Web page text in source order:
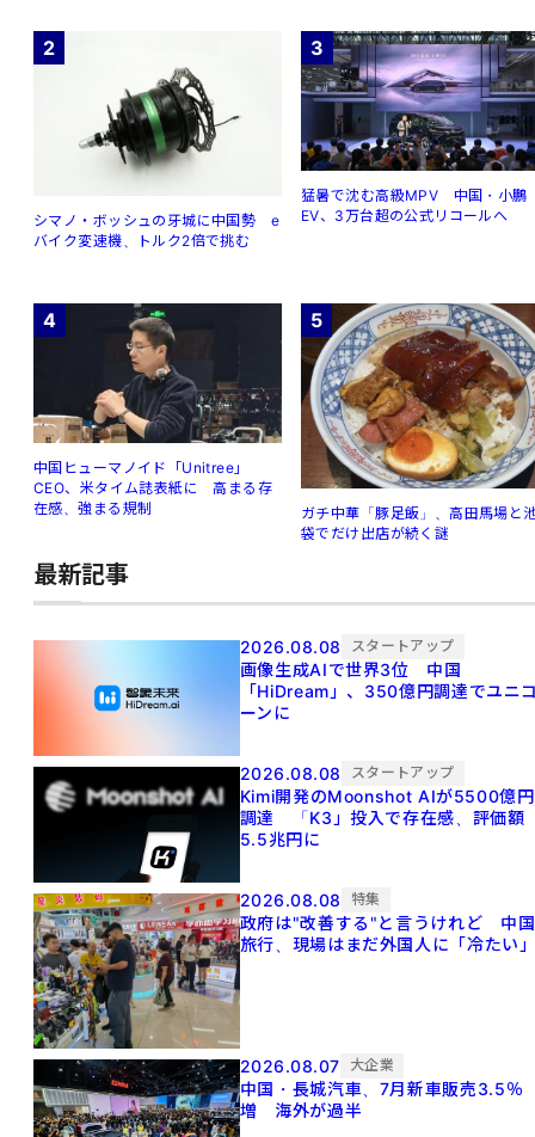
2
シマノ・ボッシュの牙城に中国勢 e
バイク変速機、トルク2倍で挑む
3
猛暑で沈む高級MPV 中国・小鵬
EV、3万台超の公式リコールへ
4
中国ヒューマノイド「Unitree」
CEO、米タイム誌表紙に 高まる存
在感、強まる規制
5
ガチ中華「豚足飯」、高田馬場と
袋でだけ出店が続く謎
最新記事
2026.08.08 スタートアップ
画像生成AIで世界3位 中国
「HiDream」、350億円調達でユニ
ーンに
2026.08.08 スタートアップ
Kimi開発のMoonshot AIが5500億円
調達 「K3」投入で存在感、評価額
5.5兆円に
2026.08.08 特集
政府は"改善する"と言うけれど 中国
旅行、現場はまだ外国人に「冷たい
2026.08.07 大企業
中国・長城汽車、7月新車販売3.5％
増 海外が過半